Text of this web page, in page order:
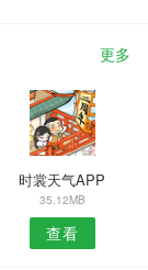
更多
时裳天气APP
35.12MB
查看